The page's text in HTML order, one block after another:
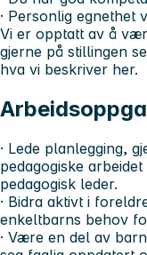
· Personlig egnethet
Vi er opptatt av å
gjerne på stillingen
hva vi beskriver her.
· Lede planlegging,
pedagogiske
pedagogisk leder.
· Bidra aktivt i
enkeltbarns behov
· Være en del av